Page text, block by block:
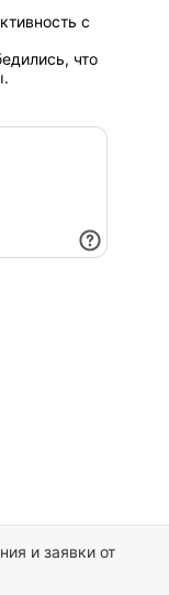
с
что
и заявки от